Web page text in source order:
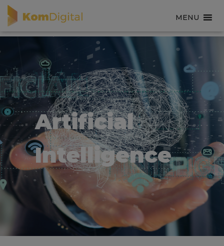
MENU
Artificial
Intelligence